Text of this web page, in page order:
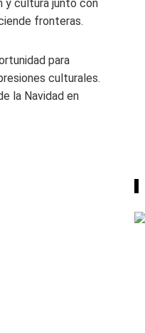
y cultura junto con
fronteras.
para
culturales.
la Navidad en